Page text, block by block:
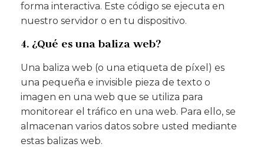
forma interactiva. Este código se ejecuta en
nuestro servidor o en tu dispositivo.
4. ¿Qué es una baliza web?
Una baliza web (o una etiqueta de píxel) es
una pequeña e invisible pieza de texto o
imagen en una web que se utiliza para
monitorear el tráfico en una web. Para ello, se
almacenan varios datos sobre usted mediante
estas balizas web.